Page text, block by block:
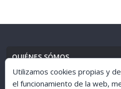
QUIÉNES SÓMOS
Utilizamos cookies propias y
el funcionamiento de la web,